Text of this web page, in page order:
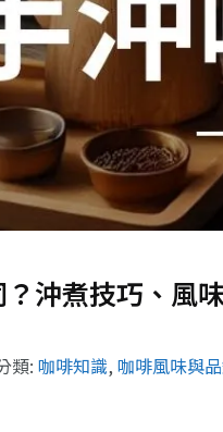
沖煮技巧、風
類: 咖啡知識, 咖啡風味與